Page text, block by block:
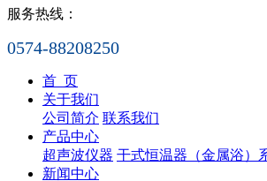
服务热线：
0574-88208250
首 页
关于我们
公司简介 联系我们
产品中心
超声波仪器 干式恒温器（金属浴）
新闻中心